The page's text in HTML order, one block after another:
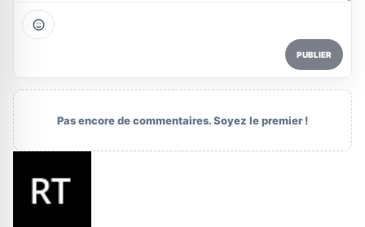
PUBLIER
Pas encore de commentaires. Soyez le premier !